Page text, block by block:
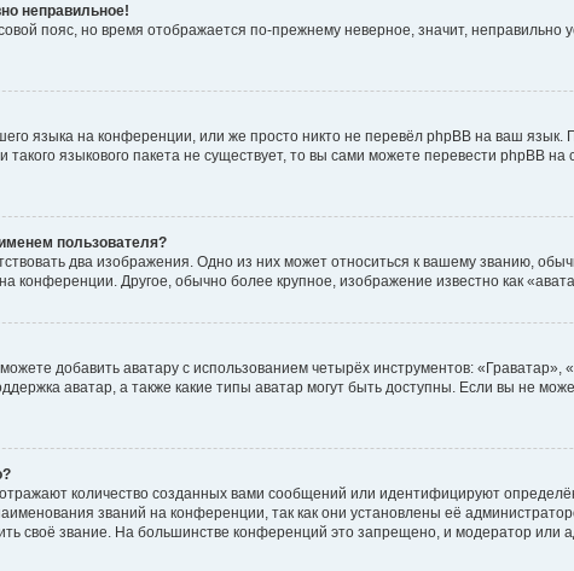
неправильное!
пояс, но время отображается по-прежнему неверное, значит,
языка на конференции, или же просто никто не перевёл phpBB на ваш
такого языкового пакета не существует, то вы сами можете перевести phpBB
пользователя?
два изображения. Одно из них может относиться к вашему званию,
конференции. Другое, обычно более крупное, изображение известно как
добавить аватару с использованием четырёх инструментов:
аватар, а также какие типы аватар могут быть доступны. Если вы не
количество созданных вами сообщений или идентифицируют
званий на конференции, так как они установлены её
своё звание. На большинстве конференций это запрещено, и модератор или